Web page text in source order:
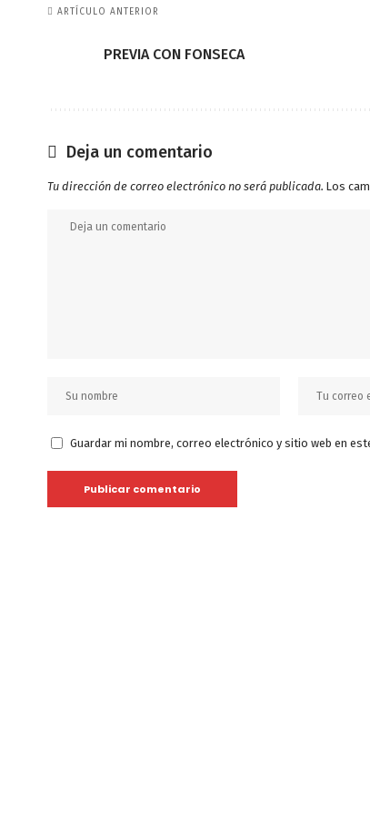
ARTÍCULO ANTERIOR
PREVIA CON FONSECA
Deja un comentario
Tu dirección de correo electrónico no será publicada. Los
Guardar mi nombre, correo electrónico y sitio web en